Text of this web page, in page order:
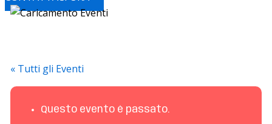
« Tutti gli Eventi
Questo evento è passato.